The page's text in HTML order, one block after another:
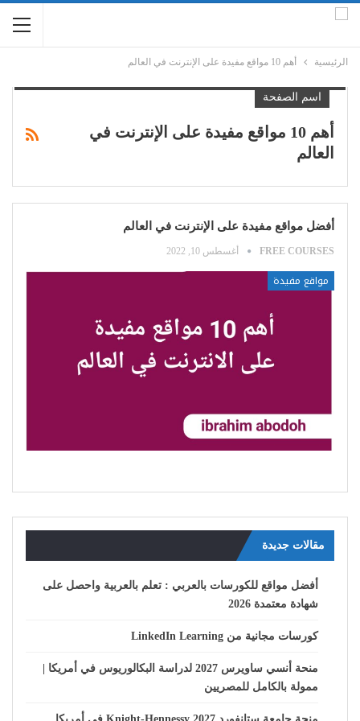
الرئيسية أهم 10 مواقع مفيدة على الإنترنت في العالم
اسم الصفحة
أهم 10 مواقع مفيدة على الإنترنت في
العالم
أفضل مواقع مفيدة على الإنترنت في العالم
FREE COURSES أغسطس 10, 2022
مواقع مفيدة
مقالات جديدة
أفضل مواقع للكورسات بالعربي : تعلم بالعربية واحصل على
شهادة معتمدة 2026
كورسات مجانية من LinkedIn Learning
منحة أنسي ساويرس 2027 لدراسة البكالوريوس في أمريكا |
ممولة بالكامل للمصريين